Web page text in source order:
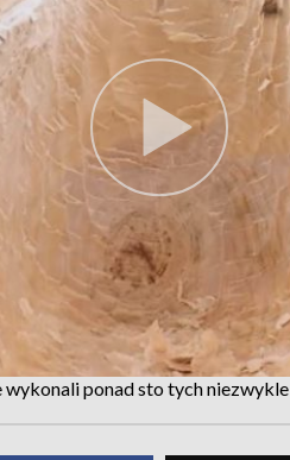
ponad sto tych